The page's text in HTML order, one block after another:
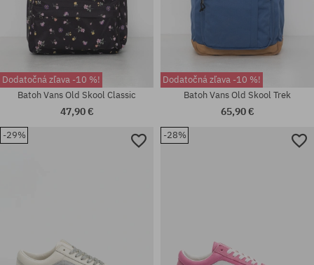
Dodatočná zľava -10 %!
Batoh Vans Old Skool Classic
47,90 €
Dodatočná zľava -10 %!
Batoh Vans Old Skool Trek
65,90 €
-29% -28%